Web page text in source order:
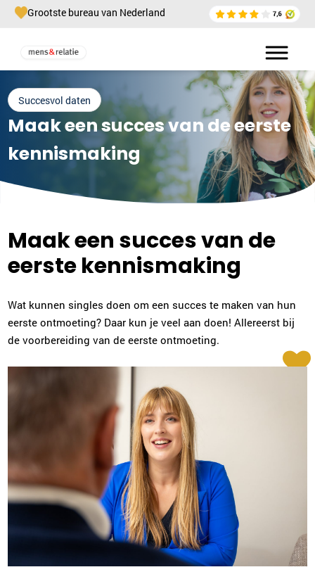
Grootste bureau van Nederland
Succesvol daten
Maak een succes van de eerste
kennismaking
Maak een succes van de
eerste kennismaking
Wat kunnen singles doen om een succes te maken van hun
eerste ontmoeting? Daar kun je veel aan doen! Allereerst bij
de voorbereiding van de eerste ontmoeting.